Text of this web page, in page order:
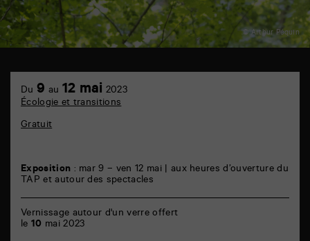
© Arthur Péquin
Marne
Du 9 au 12 mai 2023
Écologie et transitions
Gratuit
Exposition : mar 9 – ven 12 mai | aux heures d’ouverture du
TAP et autour des spectacles
Vernissage autour d'un verre offert
le 10 mai 2023